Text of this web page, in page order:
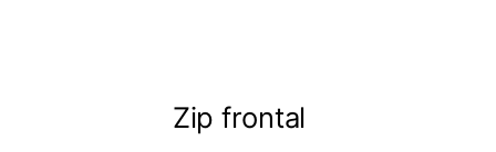
Zip frontal